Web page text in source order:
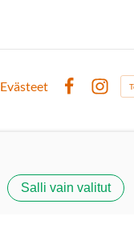
Evästeet
Salli vain valitut